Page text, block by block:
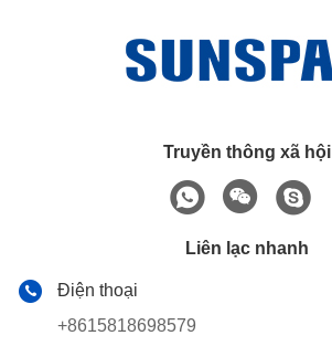
Truyền thông xã hội
Liên lạc nhanh
Điện thoại
+8615818698579